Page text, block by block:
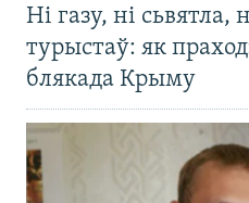
Ні газу, ні сьвятла,
турыстаў: як
блякада Крыму